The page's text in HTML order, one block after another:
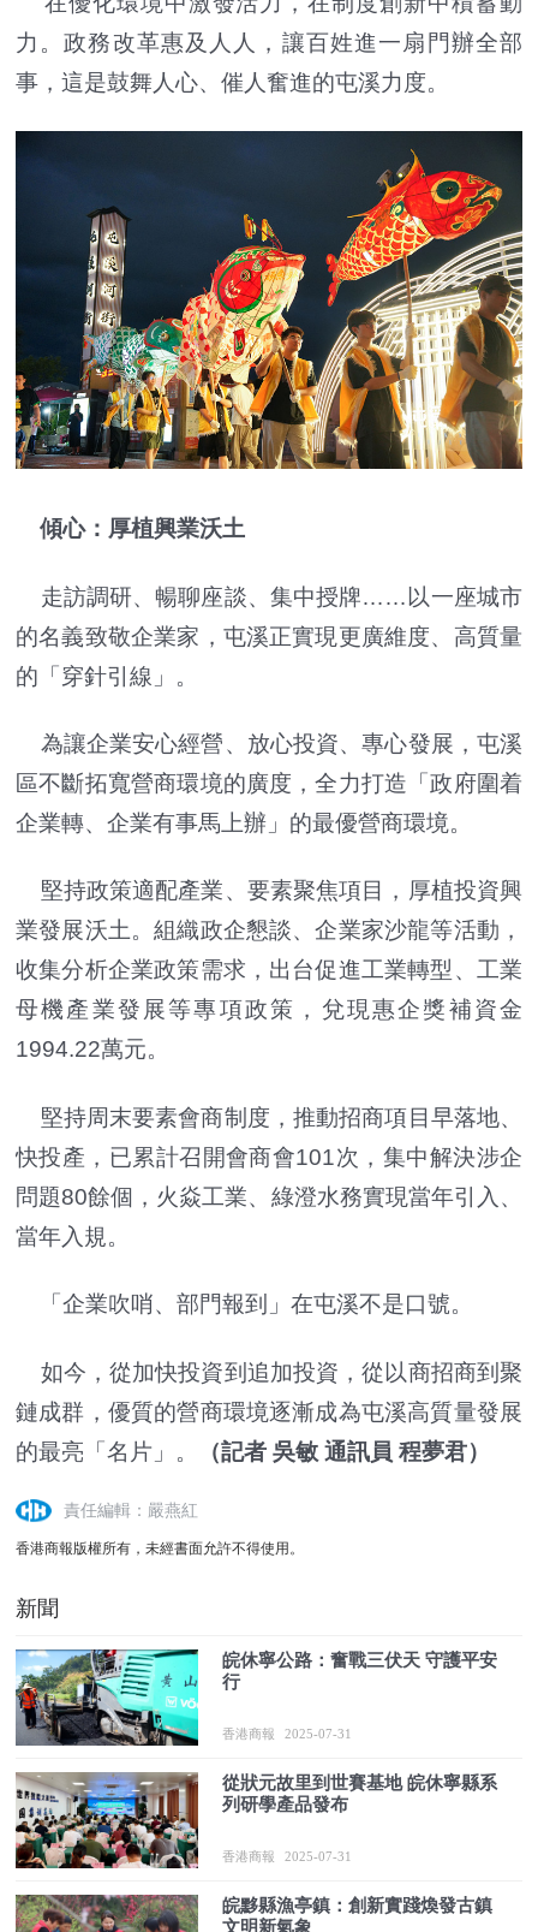
力。政務改革惠及人人，讓百姓進一扇門辦全部
事，這是鼓舞人心、催人奮進的屯溪力度。
傾心：厚植興業沃土
走訪調研、暢聊座談、集中授牌……以一座城市
的名義致敬企業家，屯溪正實現更廣維度、高質量
的「穿針引線」。
為讓企業安心經營、放心投資、專心發展，屯溪
區不斷拓寬營商環境的廣度，全力打造「政府圍着
企業轉、企業有事馬上辦」的最優營商環境。
堅持政策適配產業、要素聚焦項目，厚植投資興
業發展沃土。組織政企懇談、企業家沙龍等活動，
收集分析企業政策需求，出台促進工業轉型、工業
母機產業發展等專項政策，兌現惠企獎補資金
1994.22萬元。
堅持周末要素會商制度，推動招商項目早落地、
快投產，已累計召開會商會101次，集中解決涉企
問題80餘個，火焱工業、綠澄水務實現當年引入、
當年入規。
「企業吹哨、部門報到」在屯溪不是口號。
如今，從加快投資到追加投資，從以商招商到聚
鏈成群，優質的營商環境逐漸成為屯溪高質量發展
的最亮「名片」。
（記者 吳敏 通訊員 程夢君）
責任編輯：嚴燕紅
香港商報版權所有，未經書面允許不得使用。
新聞
皖休寧公路：奮戰三伏天 守護平安
行
香港商報 2025-07-31
從狀元故里到世賽基地 皖休寧縣系
列研學產品發布
香港商報 2025-07-31
皖黟縣漁亭鎮：創新實踐煥發古鎮
文明新氣象